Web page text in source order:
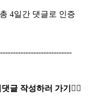
4일간 댓글로 인증
글 작성하러 가기👇🏻